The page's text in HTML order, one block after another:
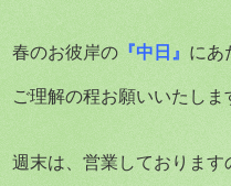
春のお彼岸の 『中日』 にあ
ご理解の程お願いいたしま
週末は、営業しております